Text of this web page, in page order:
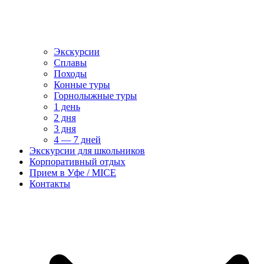
Экскурсии
Сплавы
Походы
Конные туры
Горнолыжные туры
1 день
2 дня
3 дня
4 — 7 дней
Экскурсии для школьников
Корпоративный отдых
Прием в Уфе / MICE
Контакты